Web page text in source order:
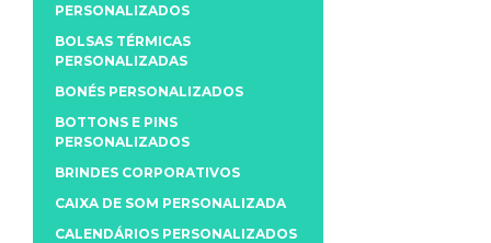
PERSONALIZADOS
BOLSAS TÉRMICAS
PERSONALIZADAS
BONÉS PERSONALIZADOS
BOTTONS E PINS
PERSONALIZADOS
BRINDES CORPORATIVOS
CAIXA DE SOM PERSONALIZADA
CALENDÁRIOS PERSONALIZADOS